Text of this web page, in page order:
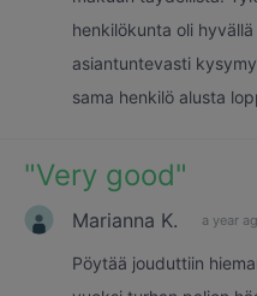
henkilökunta oli
asiantuntevasti
sama henkilö alusta
"Very good"
Marianna K. a year
Pöytää jouduttiin